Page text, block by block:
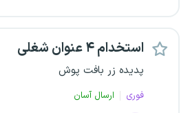
استخدام ۴ عنوان شغلی
پدیده زر بافت پوش
فوری
ارسال آسان